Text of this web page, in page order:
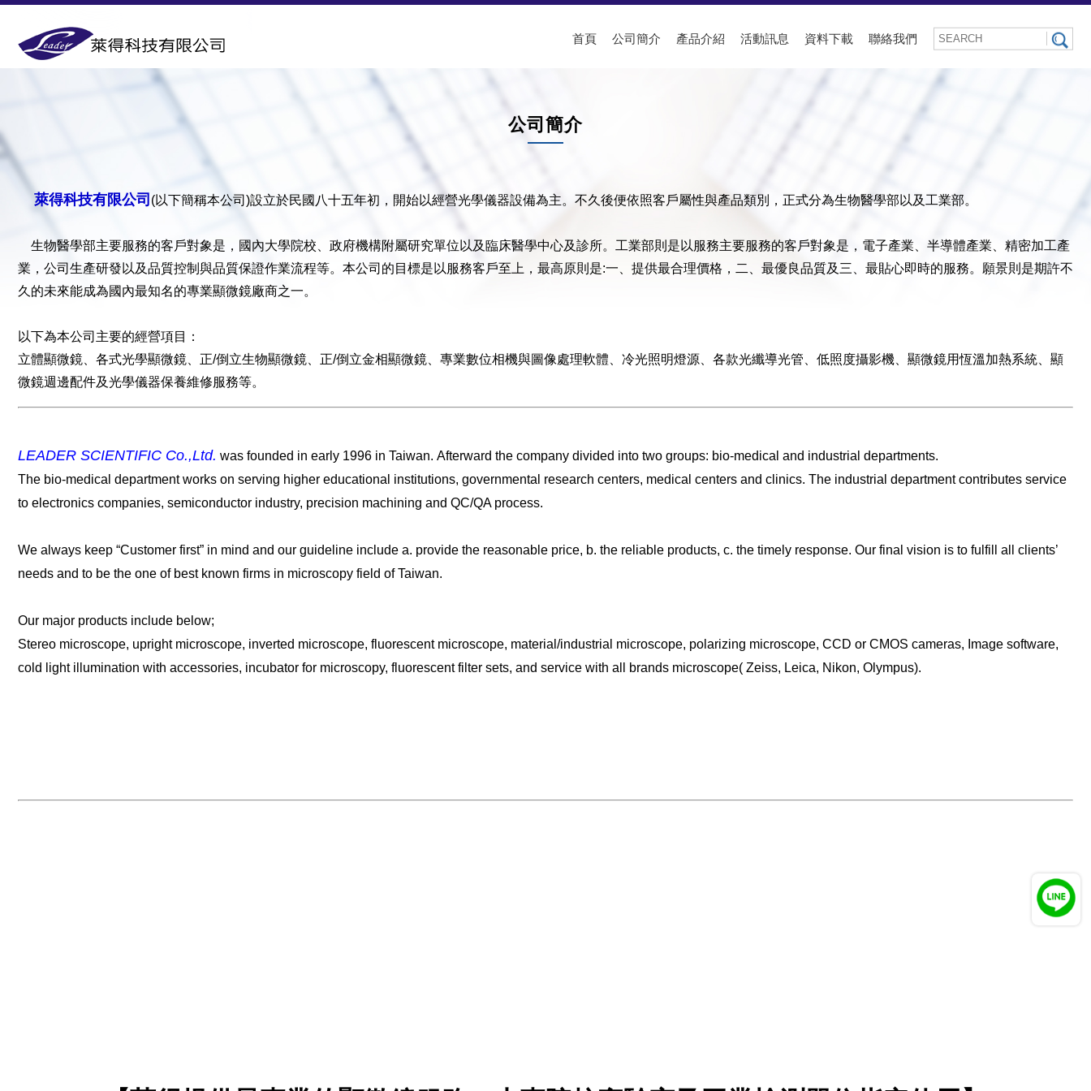
首頁 公司簡介 產品介紹 活動訊息 資料下載 聯絡我們
公司簡介
萊得科技有限公司 (以下簡稱本公司)設立於民國八十五年初，開始以經營光學儀器設備為主。不久後便依照客戶屬性與產品類別，正式分為生物醫學部以及工業部。
生物醫學部主要服務的客戶對象是，國內大學院校、政府機構附屬研究單位以及臨床醫學中心及診所。工業部則是以服務主要服務的客戶對象是，電子產業、半導體產業、精密加工產
業，公司生產研發以及品質控制與品質保證作業流程等。本公司的目標是以服務客戶至上，最高原則是:一、提供最合理價格，二、最優良品質及三、最貼心即時的服務。願景則是期許不
久的未來能成為國內最知名的專業顯微鏡廠商之一。
以下為本公司主要的經營項目：
立體顯微鏡、各式光學顯微鏡、正/倒立生物顯微鏡、正/倒立金相顯微鏡、專業數位相機與圖像處理軟體、冷光照明燈源、各款光纖導光管、低照度攝影機、顯微鏡用恆溫加熱系統、顯
微鏡週邊配件及光學儀器保養維修服務等。
LEADER SCIENTIFIC Co.,Ltd. was founded in early 1996 in Taiwan. Afterward the company divided into two groups: bio-medical and industrial departments.
The bio-medical department works on serving higher educational institutions, governmental research centers, medical centers and clinics. The industrial department contributes service
to electronics companies, semiconductor industry, precision machining and QC/QA process.
We always keep “Customer first” in mind and our guideline include a. provide the reasonable price, b. the reliable products, c. the timely response. Our final vision is to fulfill all clients’
needs and to be the one of best known firms in microscopy field of Taiwan.
Our major products include below;
Stereo microscope, upright microscope, inverted microscope, fluorescent microscope, material/industrial microscope, polarizing microscope, CCD or CMOS cameras, Image software,
cold light illumination with accessories, incubator for microscopy, fluorescent filter sets, and service with all brands microscope( Zeiss, Leica, Nikon, Olympus).